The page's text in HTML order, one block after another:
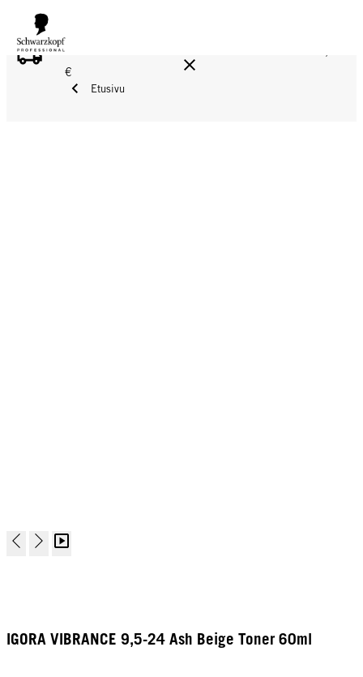
ILMAINEN TOIMITUS YLI 160 € TILAUKSIIN!
€
Etusivu
IGORA VIBRANCE 9,5-24 Ash Beige Toner 60ml